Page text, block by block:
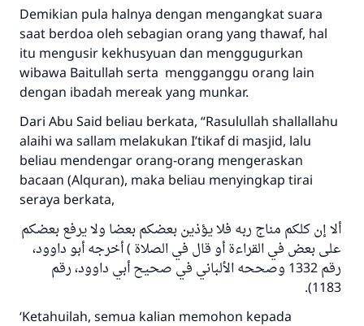
Demikian pula halnya dengan mengangkat suara
saat berdoa oleh sebagian orang yang thawaf, hal
itu mengusir kekhusyuan dan menggugurkan
wibawa Baitullah serta mengganggu orang lain
dengan ibadah mereak yang munkar.
Dari Abu Said beliau berkata, “Rasulullah shallallahu
alaihi wa sallam melakukan I’tikaf di masjid, lalu
beliau mendengar orang-orang mengeraskan
bacaan (Alquran), maka beliau menyingkap tirai
seraya berkata,
ألا إن كلكم مناج ربه فلا يؤذين بعضكم بعضا ولا يرفع بعضكم
على بعض في القراءة أو قال في الصلاة ) أخرجه أبو داوود،
رقم 1332 وصححه الألباني في صحيح أبي داوود، رقم
1183).
‘Ketahuilah, semua kalian memohon kepada
Jawaban no. 110845
menyelamatkan pernikahan.
Bantu kami dalam memberikan jawaban untuk umat
Rasulullah ﷺ bersabda
"Siapa yang menunjukkan suatu kebaikan,
meka dia akan mendapatkan pahala yang
sama dengan orang yang melakukannya"
MUSLIM, 1893